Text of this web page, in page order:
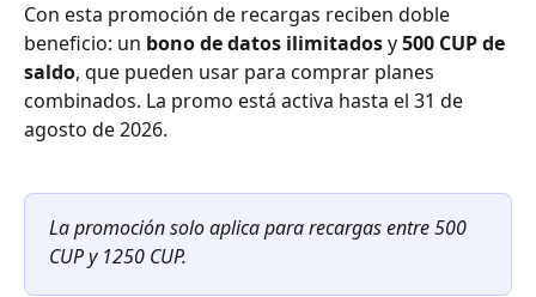
Con esta promoción de recargas reciben doble
beneficio: un bono de datos ilimitados y 500 CUP de
saldo, que pueden usar para comprar planes
combinados. La promo está activa hasta el 31 de
agosto de 2026.
La promoción solo aplica para recargas entre 500
CUP y 1250 CUP.